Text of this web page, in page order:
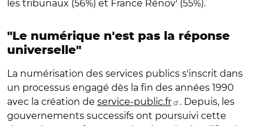
les tribunaux (56%) et France Rénov' (55%).
"Le numérique n'est pas la réponse
universelle"
La numérisation des services publics s'inscrit dans
un processus engagé dès la fin des années 1990
avec la création de service-public.fr
. Depuis, les
gouvernements successifs ont poursuivi cette